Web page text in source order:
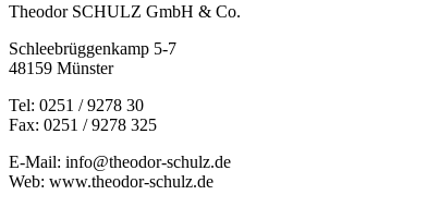
Theodor SCHULZ GmbH & Co.
Schleebrüggenkamp 5-7
48159 Münster
Tel: 0251 / 9278 30
Fax: 0251 / 9278 325
E-Mail: info@theodor-schulz.de
Web: www.theodor-schulz.de